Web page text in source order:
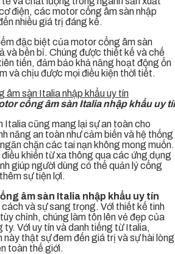
điện, các motor cổng âm sàn nhập
nhiều giá trị đáng kể.
đặc biệt của motor cổng âm sàn
và bền bỉ. Chúng được thiết kế và chế
tiến, đảm bảo khả năng hoạt động ổn
và chịu được mọi điều kiện thời tiết.
cổng âm sàn Italia nhập khẩu uy
Italia cũng mang lại sự an toàn cho
năng an toàn như cảm biến và hệ thống
chặn các tai nạn không mong muốn.
khiển từ xa thông qua các ứng dụng
giúp người dùng có thể quản lý cổng
sự tiện lợi.
âm sàn Italia nhập khẩu uy tín
và sự sang trọng. Với thiết kế tinh
chỉnh, chúng làm tôn lên vẻ đẹp của
ty. Với uy tín và danh tiếng từ Italia,
thật sự đem đến giá trị và sự hài lòng
toàn thế giới.